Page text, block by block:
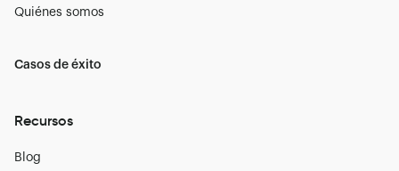
Quiénes somos
Casos de éxito
Recursos
Blog